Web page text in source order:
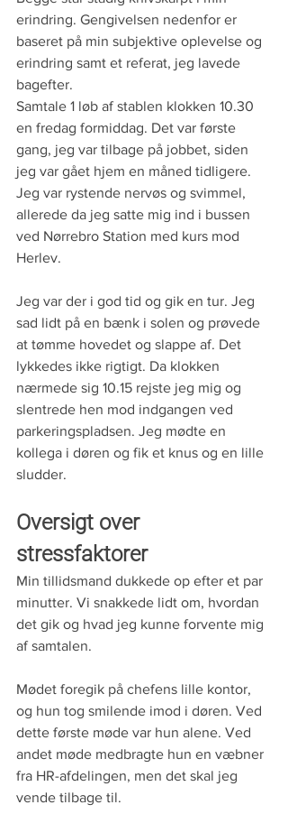
erindring. Gengivelsen nedenfor er
baseret på min subjektive oplevelse og
erindring samt et referat, jeg lavede
bagefter.
Samtale 1 løb af stablen klokken 10.30
en fredag formiddag. Det var første
gang, jeg var tilbage på jobbet, siden
jeg var gået hjem en måned tidligere.
Jeg var rystende nervøs og svimmel,
allerede da jeg satte mig ind i bussen
ved Nørrebro Station med kurs mod
Herlev.
Jeg var der i god tid og gik en tur. Jeg
sad lidt på en bænk i solen og prøvede
at tømme hovedet og slappe af. Det
lykkedes ikke rigtigt. Da klokken
nærmede sig 10.15 rejste jeg mig og
slentrede hen mod indgangen ved
parkeringspladsen. Jeg mødte en
kollega i døren og fik et knus og en lille
sludder.
Oversigt over
stressfaktorer
Min tillidsmand dukkede op efter et par
minutter. Vi snakkede lidt om, hvordan
det gik og hvad jeg kunne forvente mig
af samtalen.
Mødet foregik på chefens lille kontor,
og hun tog smilende imod i døren. Ved
dette første møde var hun alene. Ved
andet møde medbragte hun en væbner
fra HR-afdelingen, men det skal jeg
vende tilbage til.